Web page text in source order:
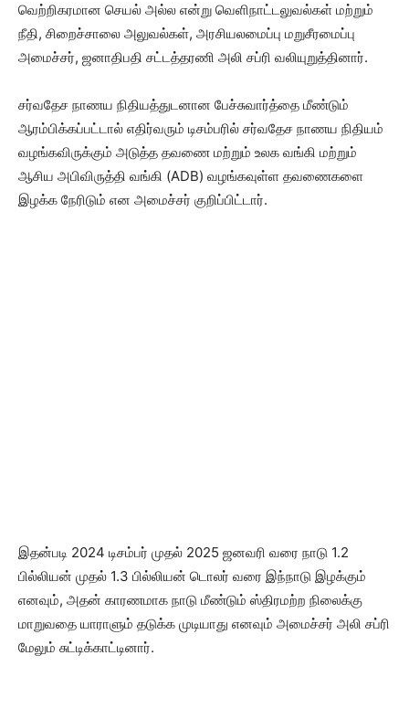
வெற்றிகரமான செயல் அல்ல என்று வெளிநாட்டலுவல்கள் மற்றும்
நீதி, சிறைச்சாலை அலுவல்கள், அரசியலமைப்பு மறுசீரமைப்பு
அமைச்சர், ஜனாதிபதி சட்டத்தரணி அலி சப்ரி வலியுறுத்தினார்.
சர்வதேச நாணய நிதியத்துடனான பேச்சுவார்த்தை மீண்டும்
ஆரம்பிக்கப்பட்டால் எதிர்வரும் டிசம்பரில் சர்வதேச நாணய நிதியம்
வழங்கவிருக்கும் அடுத்த தவணை மற்றும் உலக வங்கி மற்றும்
ஆசிய அபிவிருத்தி வங்கி (ADB) வழங்கவுள்ள தவணைகளை
இழக்க நேரிடும் என அமைச்சர் குறிப்பிட்டார்.
இதன்படி 2024 டிசம்பர் முதல் 2025 ஜனவரி வரை நாடு 1.2
பில்லியன் முதல் 1.3 பில்லியன் டொலர் வரை இந்நாடு இழக்கும்
எனவும், அதன் காரணமாக நாடு மீண்டும் ஸ்திரமற்ற நிலைக்கு
மாறுவதை யாராளும் தடுக்க முடியாது எனவும் அமைச்சர் அலி சப்ரி
மேலும் சுட்டிக்காட்டினார்.